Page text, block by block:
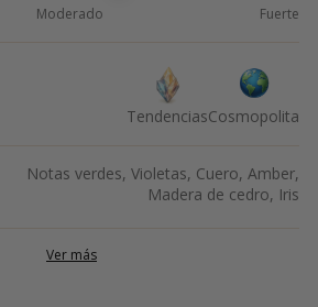
Moderado Fuerte
TendenciasCosmopolita
Notas verdes, Violetas, Cuero, Amber,
Madera de cedro, Iris
Ver más